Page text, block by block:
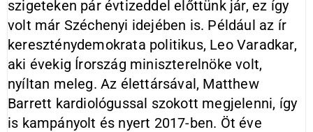
szigeteken pár évtizeddel előttünk jár, ez így
volt már Széchenyi idejében is. Például az ír
kereszténydemokrata politikus, Leo Varadkar,
aki évekig Írország miniszterelnöke volt,
nyíltan meleg. Az élettársával, Matthew
Barrett kardiológussal szokott megjelenni, így
is kampányolt és nyert 2017-ben. Öt éve